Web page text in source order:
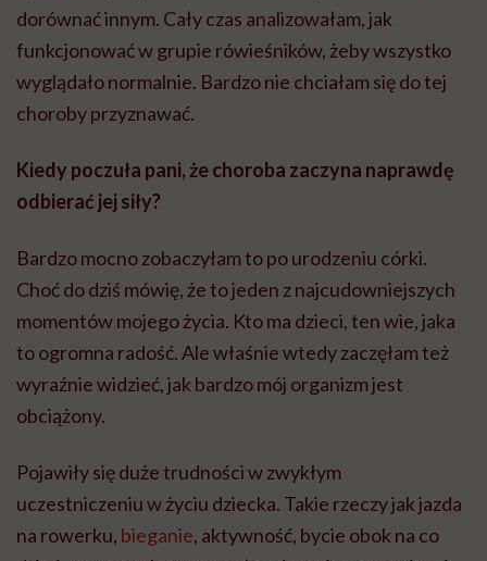
dorównać innym. Cały czas analizowałam, jak
funkcjonować w grupie rówieśników, żeby wszystko
wyglądało normalnie. Bardzo nie chciałam się do tej
choroby przyznawać.
Kiedy poczuła pani, że choroba zaczyna naprawdę
odbierać jej siły?
Bardzo mocno zobaczyłam to po urodzeniu córki.
Choć do dziś mówię, że to jeden z najcudowniejszych
momentów mojego życia. Kto ma dzieci, ten wie, jaka
to ogromna radość. Ale właśnie wtedy zaczęłam też
wyraźnie widzieć, jak bardzo mój organizm jest
obciążony.
Pojawiły się duże trudności w zwykłym
uczestniczeniu w życiu dziecka. Takie rzeczy jak jazda
na rowerku, bieganie, aktywność, bycie obok na co